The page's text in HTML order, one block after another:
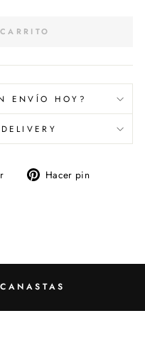
ENVÍO HOY?
Tuitear Hacer pin